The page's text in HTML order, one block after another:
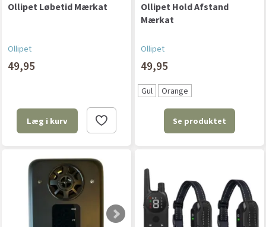
Ollipet Løbetid Mærkat
Ollipet
49,95
Læg i kurv
Ollipet Hold Afstand
Mærkat
Ollipet
49,95
Gul Orange
Se produktet